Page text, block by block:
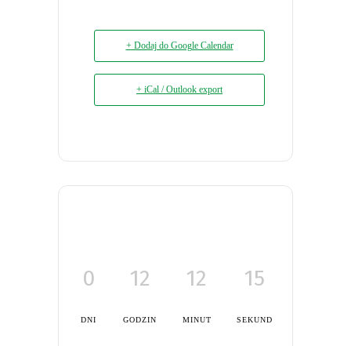
+ Dodaj do Google Calendar
+ iCal / Outlook export
0
DNI
12
GODZIN
12
MINUT
15
SEKUND